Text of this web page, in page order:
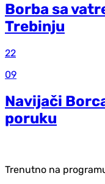
Borba sa
Trebinju
22
09
Navijači
poruku
Trenutno na